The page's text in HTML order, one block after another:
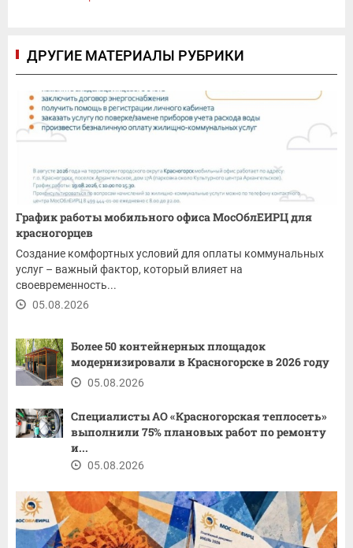
ДРУГИЕ МАТЕРИАЛЫ РУБРИКИ
График работы мобильного офиса МосОблЕИРЦ для
красногорцев
Создание комфортных условий для оплаты коммунальных
услуг – важный фактор, который влияет на
своевременность...
05.08.2026
Более 50 контейнерных площадок
модернизировали в Красногорске в 2026 году
05.08.2026
Специалисты АО «Красногорская теплосеть»
выполнили 75% плановых работ по ремонту
и...
05.08.2026